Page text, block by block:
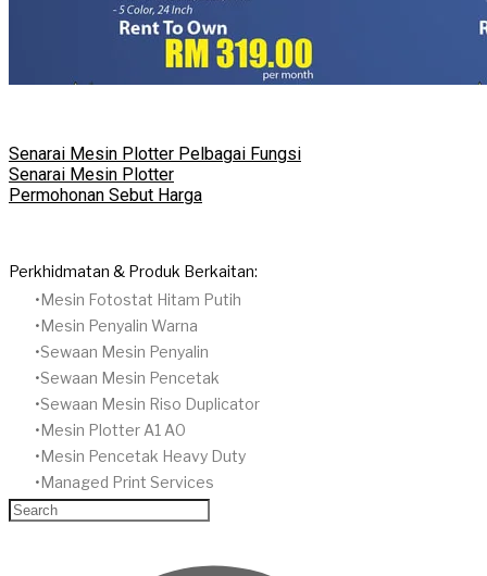
Senarai Mesin Plotter Pelbagai Fungsi
Senarai Mesin Plotter
Permohonan Sebut Harga
Perkhidmatan & Produk Berkaitan:
Mesin Fotostat Hitam Putih
​Mesin Penyalin Warna
​Sewaan Mesin Penyalin
​Sewaan Mesin Pencetak
Sewaan Mesin Riso Duplicator
Mesin Plotter A1 A0
Mesin Pencetak Heavy Duty
Managed Print Services